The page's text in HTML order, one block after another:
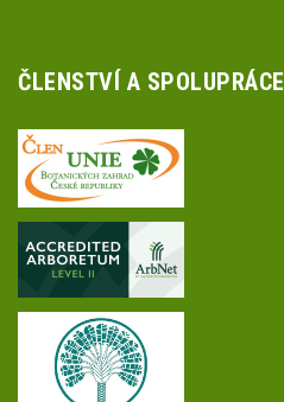
ČLENSTVÍ A SPOLUPRÁCE